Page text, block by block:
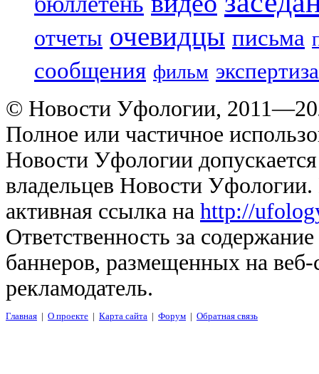
отчеты очевидцы письма
сообщения фильм экспертиза
© Новости Уфологии,
Полное или частичное
Новости Уфологии
владельцев Новости
активная ссылка на http://
Ответственность за
баннеров, размещенных на
рекламодатель.
Главная | О проекте | Карта сайта | Форум | Обратная связь